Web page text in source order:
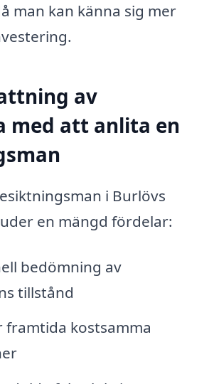
man kan känna sig mer
av
med att anlita en
i Burlövs
en mängd fördelar:
bedömning av
tillstånd
framtida kostsamma